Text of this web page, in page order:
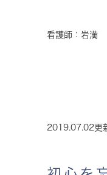
看護師：岩満
2019.07.02更